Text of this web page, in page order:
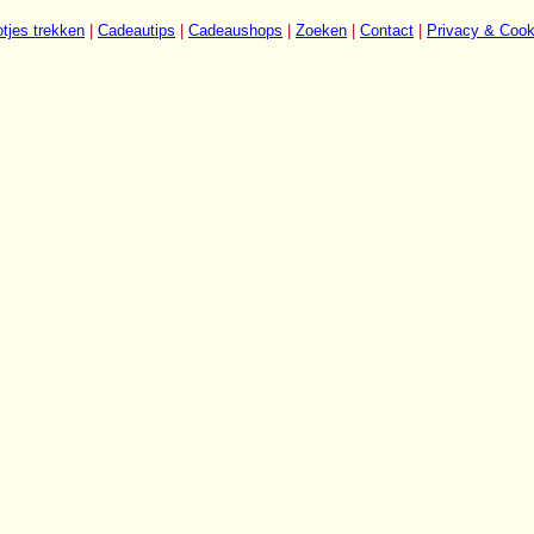
trekken Cadeautips Cadeaushops Zoeken Contact Privacy &